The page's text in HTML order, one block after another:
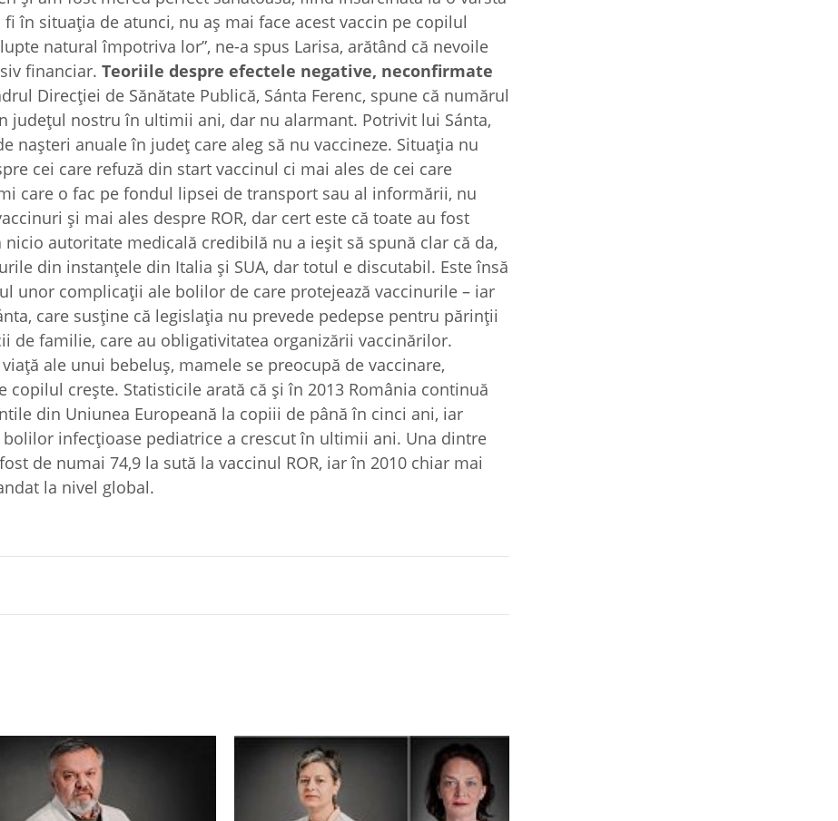
în situația de atunci, nu aș mai face acest vaccin pe copilul
natural împotriva lor”, ne-a spus Larisa, arătând că nevoile
financiar. Teoriile despre efectele negative, neconfirmate
Direcției de Sănătate Publică, Sánta Ferenc, spune că numărul
județul nostru în ultimii ani, dar nu alarmant. Potrivit lui Sánta,
nașteri anuale în județ care aleg să nu vaccineze. Situația nu
cei care refuză din start vaccinul ci mai ales de cei care
care o fac pe fondul lipsei de transport sau al informării, nu
și mai ales despre ROR, dar cert este că toate au fost
autoritate medicală credibilă nu a ieșit să spună clar că da,
din instanțele din Italia și SUA, dar totul e discutabil. Este însă
unor complicații ale bolilor de care protejează vaccinurile – iar
care susține că legislația nu prevede pedepse pentru părinții
de familie, care au obligativitatea organizării vaccinărilor.
ale unui bebeluș, mamele se preocupă de vaccinare,
crește. Statisticile arată că şi în 2013 România continuă
din Uniunea Europeană la copiii de până în cinci ani, iar
infecţioase pediatrice a crescut în ultimii ani. Una dintre
de numai 74,9 la sută la vaccinul ROR, iar în 2010 chiar mai
la nivel global.